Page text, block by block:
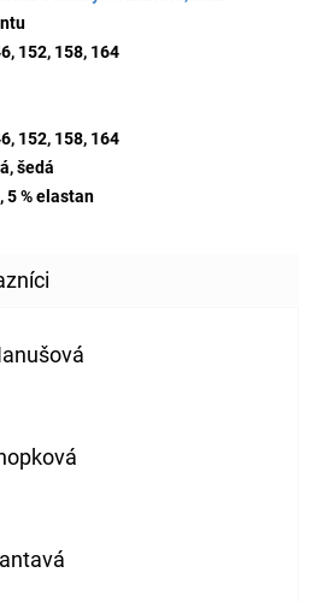
152, 158, 164
152, 158, 164
šedá
5 % elastan
je 5 z 5 hvězdiček.
je 5 z 5 hvězdiček.
je 5 z 5 hvězdiček.